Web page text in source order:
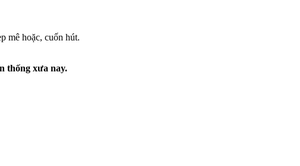
mê hoặc, cuốn hút.
thống xưa nay.